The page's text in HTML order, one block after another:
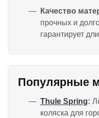
Качество
прочных и
гарантирует
Популярные
Thule Spring:
коляска для